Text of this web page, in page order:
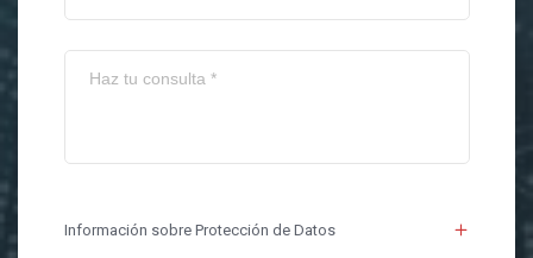
Información sobre Protección de Datos